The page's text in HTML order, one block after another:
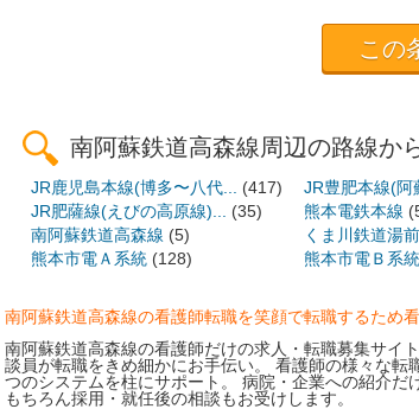
南阿蘇鉄道高森線周辺の路線か
JR鹿児島本線(博多〜八代... (417) JR豊肥本線(阿
JR肥薩線(えびの高原線)... (35) 熊本電鉄本線
南阿蘇鉄道高森線 (5) くま川鉄道湯
熊本市電Ａ系統 (128) 熊本市電Ｂ系統
南阿蘇鉄道高森線の看護師転職を笑顔で転職するため
南阿蘇鉄道高森線の看護師だけの求人・転職募集サイ
談員が転職をきめ細かにお手伝い。 看護師の様々な
つのシステムを柱にサポート。 病院・企業への紹介だ
もちろん採用・就任後の相談もお受けします。